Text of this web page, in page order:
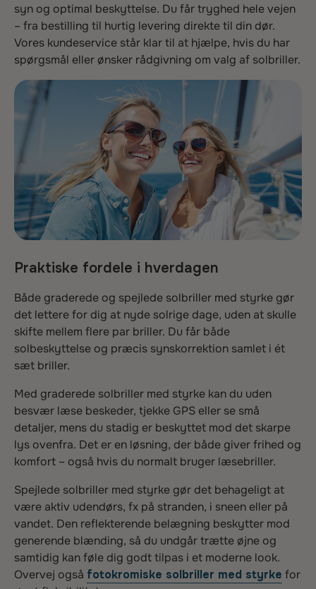
syn og optimal beskyttelse. Du får tryghed hele vejen
– fra bestilling til hurtig levering direkte til din dør.
Vores kundeservice står klar til at hjælpe, hvis du har
spørgsmål eller ønsker rådgivning om valg af solbriller.
Praktiske fordele i hverdagen
Både graderede og spejlede solbriller med styrke gør
det lettere for dig at nyde solrige dage, uden at skulle
skifte mellem flere par briller. Du får både
solbeskyttelse og præcis synskorrektion samlet i ét
sæt briller.
Med graderede solbriller med styrke kan du uden
besvær læse beskeder, tjekke GPS eller se små
detaljer, mens du stadig er beskyttet mod det skarpe
lys ovenfra. Det er en løsning, der både giver frihed og
komfort – også hvis du normalt bruger læsebriller.
Spejlede solbriller med styrke gør det behageligt at
være aktiv udendørs, fx på stranden, i sneen eller på
vandet. Den reflekterende belægning beskytter mod
generende blænding, så du undgår trætte øjne og
samtidig kan føle dig godt tilpas i et moderne look.
Overvej også fotokromiske solbriller med styrke for